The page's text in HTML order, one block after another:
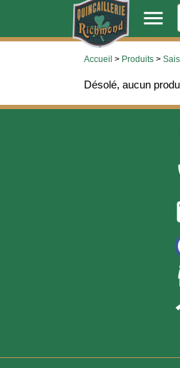
. menu
Accueil > Produits >
Désolé, aucun